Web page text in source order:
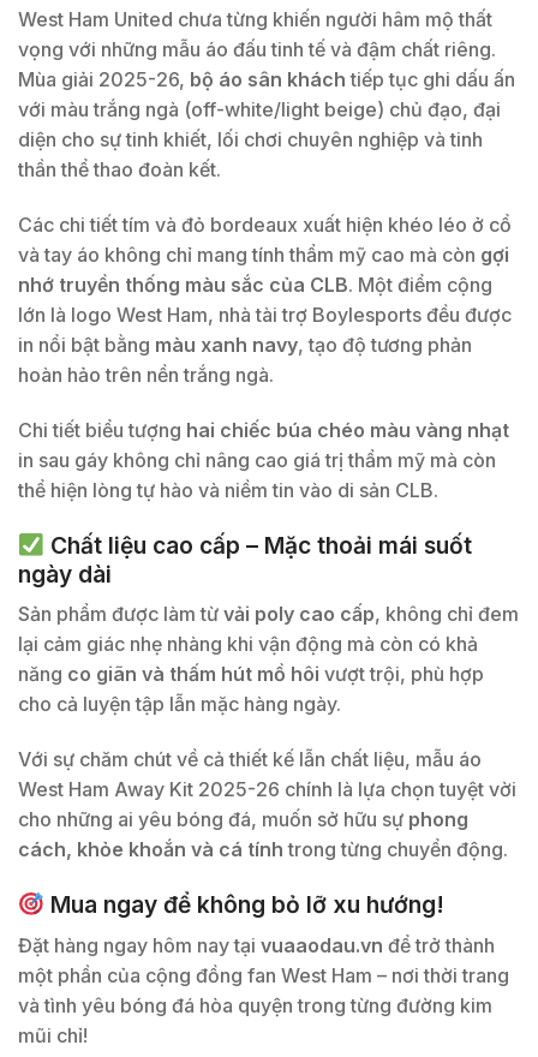
West Ham United chưa từng khiến người hâm mộ thất
vọng với những mẫu áo đấu tinh tế và đậm chất riêng.
Mùa giải 2025-26, bộ áo sân khách tiếp tục ghi dấu ấn
với màu trắng ngà (off-white/light beige) chủ đạo, đại
diện cho sự tinh khiết, lối chơi chuyên nghiệp và tinh
thần thể thao đoàn kết.
Các chi tiết tím và đỏ bordeaux xuất hiện khéo léo ở cổ
và tay áo không chỉ mang tính thẩm mỹ cao mà còn gợi
nhớ truyền thống màu sắc của CLB. Một điểm cộng
lớn là logo West Ham, nhà tài trợ Boylesports đều được
in nổi bật bằng màu xanh navy, tạo độ tương phản
hoàn hảo trên nền trắng ngà.
Chi tiết biểu tượng hai chiếc búa chéo màu vàng nhạt
in sau gáy không chỉ nâng cao giá trị thẩm mỹ mà còn
thể hiện lòng tự hào và niềm tin vào di sản CLB.
Chất liệu cao cấp – Mặc thoải mái suốt
ngày dài
Sản phẩm được làm từ vải poly cao cấp, không chỉ đem
lại cảm giác nhẹ nhàng khi vận động mà còn có khả
năng co giãn và thấm hút mồ hôi vượt trội, phù hợp
cho cả luyện tập lẫn mặc hàng ngày.
Với sự chăm chút về cả thiết kế lẫn chất liệu, mẫu áo
West Ham Away Kit 2025-26 chính là lựa chọn tuyệt vời
cho những ai yêu bóng đá, muốn sở hữu sự phong
cách, khỏe khoắn và cá tính trong từng chuyển động.
Mua ngay để không bỏ lỡ xu hướng!
Đặt hàng ngay hôm nay tại vuaaodau.vn để trở thành
một phần của cộng đồng fan West Ham – nơi thời trang
và tình yêu bóng đá hòa quyện trong từng đường kim
mũi chỉ!